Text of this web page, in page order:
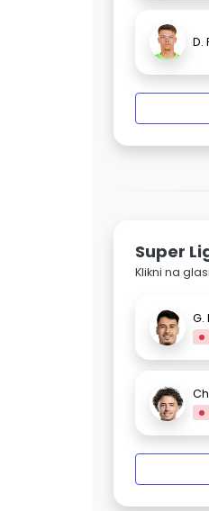
D.
Super
Klikni na
G.